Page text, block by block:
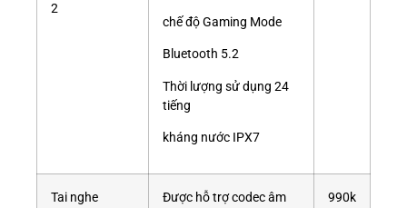
2
chế độ Gaming Mode
Bluetooth 5.2
Thời lượng sử dụng 24
tiếng
kháng nước IPX7
Tai nghe
Được hỗ trợ codec âm
990k